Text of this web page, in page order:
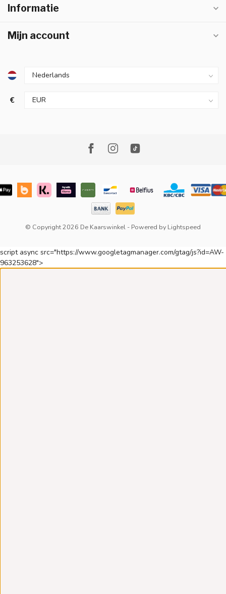
Informatie
Mijn account
€
© Copyright 2026 De Kaarswinkel - Powered by Lightspeed
script async src="https://www.googletagmanager.com/gtag/js?id=AW-
963253628">